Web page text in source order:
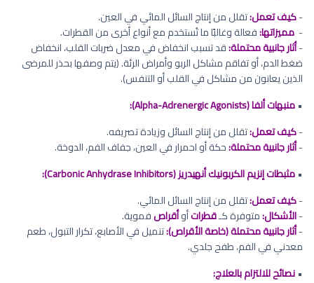
-كيف تعمل:تقلل من إنتاج السائل المائي في العين.
- مميزاتها:فعالة وغالبًا ما تُستخدم مع أنواع أخرى من القطرات.
-أثار جانبية محتملة:قد تسبب انخفاض في معدل ضربات القلب، انخفاض
ضغط الدم، أو تفاقم مشاكل الربو وأمراض الرئة. (يتم وصفها بحذر للمرضى
الذين يعانون من مشاكل في القلب أو التنفس).
•منبهات ألفا (Alpha-Adrenergic Agonists):
-كيف تعمل:تقلل من إنتاج السائل وزيادة تصريفه.
-أثار جانبية محتملة:حكة أو احمرار في العين، جفاف الفم، الدوخة.
•مثبطات إنزيم الكربونيك أنهيدريز (Carbonic Anhydrase Inhibitors):
-كيف تعمل:تقلل من إنتاج السائل المائي.
-الأشكال:متوفرة كـقطراتأوأقراصفموية.
-أثار جانبية محتملة (خاصة الأقراص):تنميل في الأصابع، تكرار التبول، طعم
معدني في الفم، طفح جلدي.
•نصائح للالتزام بالعلاج: